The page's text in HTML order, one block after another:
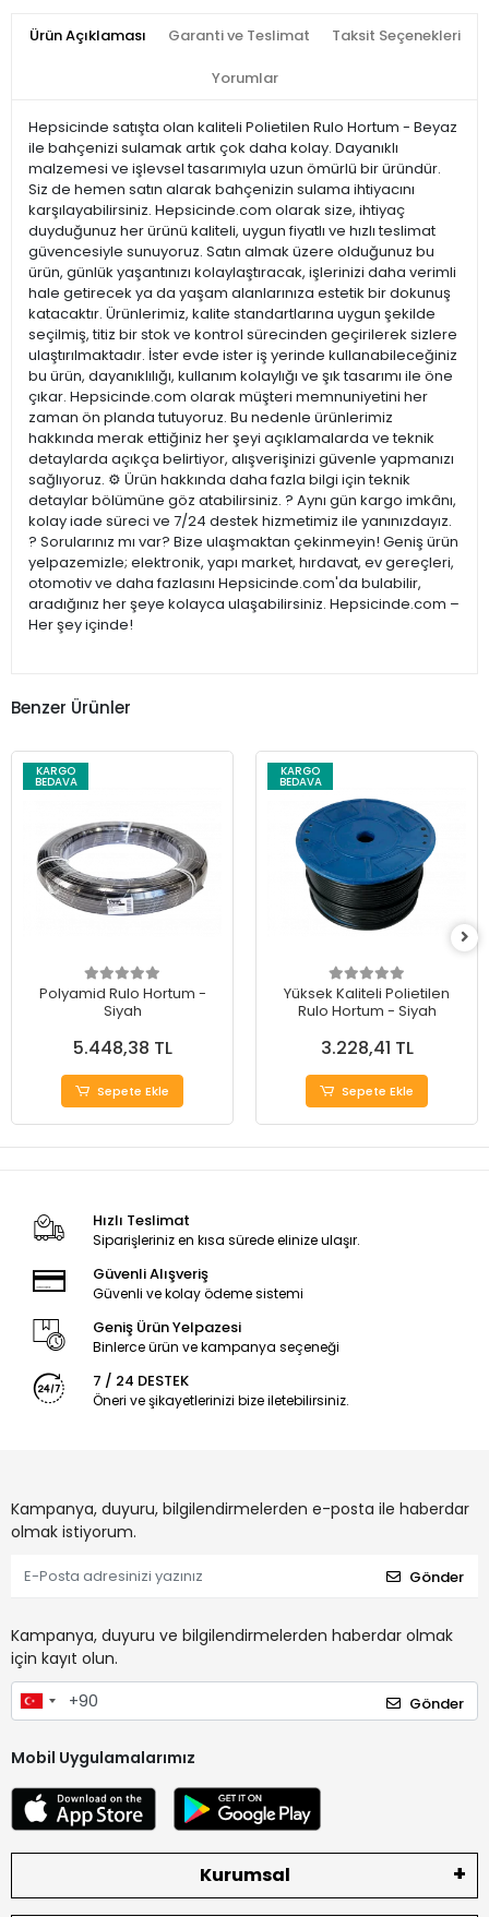
Ürün Açıklaması Garanti ve Teslimat Taksit Seçenekleri
Yorumlar
Hepsicinde satışta olan kaliteli Polietilen Rulo Hortum - Beyaz
ile bahçenizi sulamak artık çok daha kolay. Dayanıklı
malzemesi ve işlevsel tasarımıyla uzun ömürlü bir üründür.
Siz de hemen satın alarak bahçenizin sulama ihtiyacını
karşılayabilirsiniz. Hepsicinde.com olarak size, ihtiyaç
duyduğunuz her ürünü kaliteli, uygun fiyatlı ve hızlı teslimat
güvencesiyle sunuyoruz. Satın almak üzere olduğunuz bu
ürün, günlük yaşantınızı kolaylaştıracak, işlerinizi daha verimli
hale getirecek ya da yaşam alanlarınıza estetik bir dokunuş
katacaktır. Ürünlerimiz, kalite standartlarına uygun şekilde
seçilmiş, titiz bir stok ve kontrol sürecinden geçirilerek sizlere
ulaştırılmaktadır. İster evde ister iş yerinde kullanabileceğiniz
bu ürün, dayanıklılığı, kullanım kolaylığı ve şık tasarımı ile öne
çıkar. Hepsicinde.com olarak müşteri memnuniyetini her
zaman ön planda tutuyoruz. Bu nedenle ürünlerimiz
hakkında merak ettiğiniz her şeyi açıklamalarda ve teknik
detaylarda açıkça belirtiyor, alışverişinizi güvenle yapmanızı
sağlıyoruz. ⚙️ Ürün hakkında daha fazla bilgi için teknik
detaylar bölümüne göz atabilirsiniz. ? Aynı gün kargo imkânı,
kolay iade süreci ve 7/24 destek hizmetimiz ile yanınızdayız.
? Sorularınız mı var? Bize ulaşmaktan çekinmeyin! Geniş ürün
yelpazemizle; elektronik, yapı market, hırdavat, ev gereçleri,
otomotiv ve daha fazlasını Hepsicinde.com'da bulabilir,
aradığınız her şeye kolayca ulaşabilirsiniz. Hepsicinde.com –
Her şey içinde!
Benzer Ürünler
KARGO
BEDAVA
Polyamid Rulo Hortum -
Siyah
5.448,38 TL
Sepete Ekle
KARGO
BEDAVA
Yüksek Kaliteli Polietilen
Rulo Hortum - Siyah
3.228,41 TL
Sepete Ekle
Hızlı Teslimat
Siparişleriniz en kısa sürede elinize ulaşır.
Güvenli Alışveriş
Güvenli ve kolay ödeme sistemi
Geniş Ürün Yelpazesi
Binlerce ürün ve kampanya seçeneği
7 / 24 DESTEK
Öneri ve şikayetlerinizi bize iletebilirsiniz.
Kampanya, duyuru, bilgilendirmelerden e-posta ile haberdar
olmak istiyorum.
Gönder
Kampanya, duyuru ve bilgilendirmelerden haberdar olmak
için kayıt olun.
Gönder
Mobil Uygulamalarımız
Kurumsal